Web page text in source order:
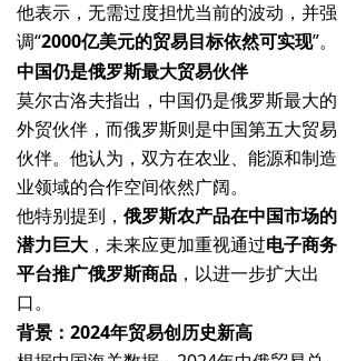
他表示，无需过度担忧当前的波动，并强
调“2000亿美元的贸易目标依然可实现”。
中国仍是俄罗斯最大贸易伙伴
莫尔古洛夫指出，中国仍是俄罗斯最大的
外贸伙伴，而俄罗斯则是中国第五大贸易
伙伴。他认为，双方在农业、能源和制造
业领域的合作空间依然广阔。
他特别提到， 俄罗斯农产品在中国市场的
潜力巨大 ，未来应更加重视通过电子商务
平台推广俄罗斯商品 ，以进一步扩大出
口。
背景：2024年贸易创历史新高